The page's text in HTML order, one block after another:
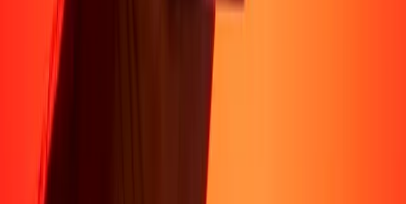
Sobre Nosotros
Acerca de
Conviértete en agente
Política de privacidad
Aviso de cookies
condiciones
Centro de ayuda
accesibilidad
Formulario para denunciantes
Síguenos